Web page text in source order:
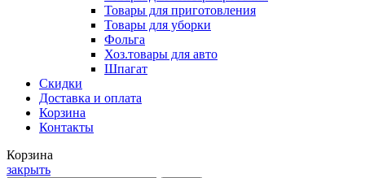
Товары для приготовления
Товары для уборки
Фольга
Хоз.товары для авто
Шпагат
Скидки
Доставка и оплата
Корзина
Контакты
Корзина
закрыть